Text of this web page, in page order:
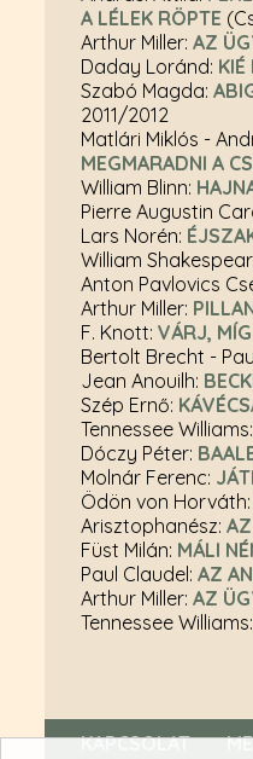
A LÉLEK RÖPTE
Arthur Miller: AZ
Daday Loránd:
Szabó Magda:
2011/2012
Matlári Miklós -
MEGMARADNI A
William Blinn:
Pierre Augustin
Lars Norén:
William
Anton Pavlovics
Arthur Miller:
F. Knott: VÁRJ,
Bertolt Brecht -
Jean Anouilh:
Szép Ernő:
Tennessee Williams:
Dóczy Péter:
Molnár Ferenc:
Ödön von Horváth:
Arisztophanész:
Füst Milán: MÁLI
Paul Claudel: AZ
Arthur Miller: AZ
Tennessee Williams:
KAPCSOLAT